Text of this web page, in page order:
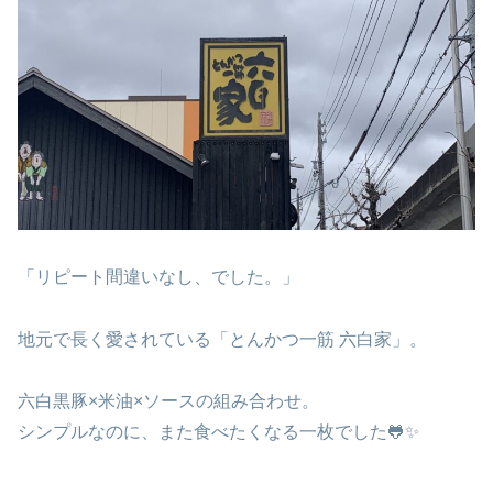
「リピート間違いなし、でした。」
地元で長く愛されている「とんかつ一筋 六白家」。
六白黒豚×米油×ソースの組み合わせ。
シンプルなのに、また食べたくなる一枚でした🐸✨